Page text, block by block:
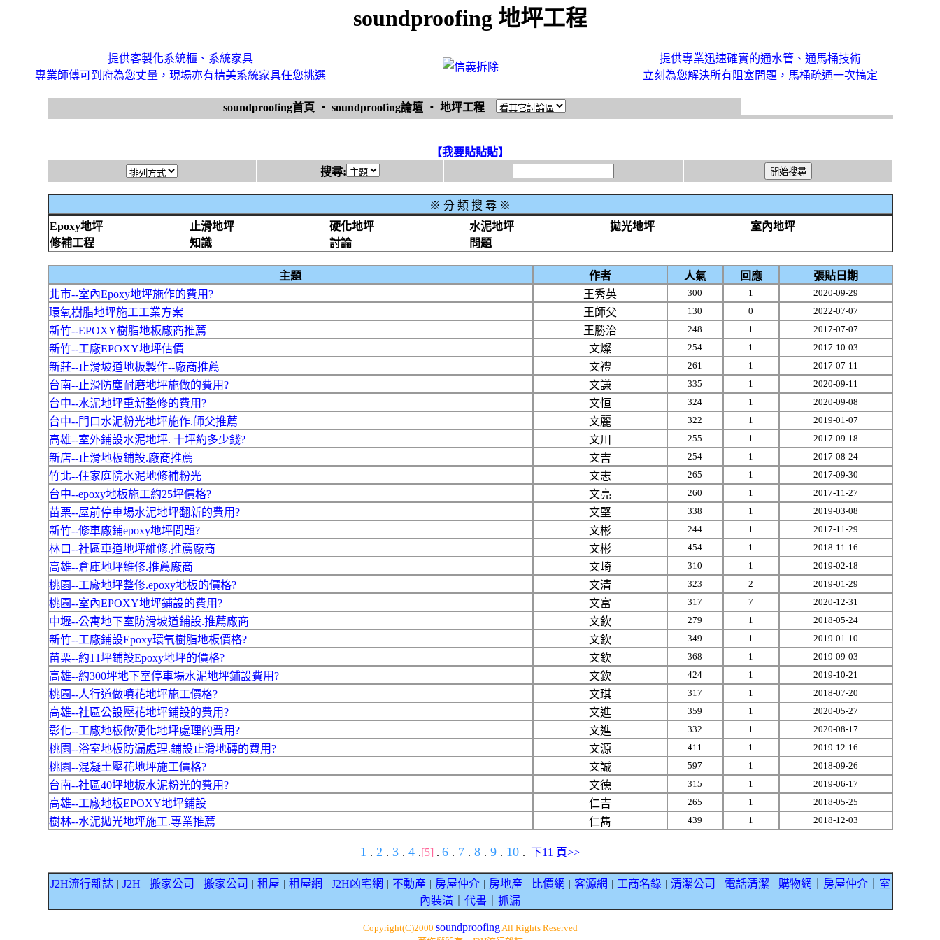
soundproofing 地坪工程
提供客製化系統櫃、系統家具
專業師傅可到府為您丈量，現場亦有精美系統家具任您挑選
提供專業迅速確實的通水管、通馬桶技術
立刻為您解決所有阻塞問題，馬桶疏通一次搞定
soundproofing首頁 ‧ soundproofing論壇 ‧ 地坪工程
【我要貼貼貼】
搜尋:
※ 分 類 搜 尋 ※
Epoxy地坪
止滑地坪 硬化地坪 水泥地坪 拋光地坪
室內地坪
修補工程
知識 討論 問題
主題 作者 人氣 回應
張貼日期
北市--室內Epoxy地坪施作的費用?
王秀英 300 1 2020-09-29
環氧樹脂地坪施工工業方案 王師父 130 0 2022-07-07
新竹--EPOXY樹脂地板廠商推薦 王勝治 248 1 2017-07-07
新竹--工廠EPOXY地坪估價 文燦 254 1 2017-10-03
新莊--止滑坡道地板製作--廠商推薦 文禮 261 1 2017-07-11
台南--止滑防塵耐磨地坪施做的費用? 文謙 335 1 2020-09-11
台中--水泥地坪重新整修的費用? 文恒 324 1 2020-09-08
台中--門口水泥粉光地坪施作.師父推薦 文麗 322 1 2019-01-07
高雄--室外鋪設水泥地坪. 十坪約多少錢? 文川 255 1 2017-09-18
新店--止滑地板鋪設.廠商推薦 文吉 254 1 2017-08-24
竹北--住家庭院水泥地修補粉光 文志 265 1 2017-09-30
台中--epoxy地板施工約25坪價格? 文亮 260 1 2017-11-27
苗栗--屋前停車場水泥地坪翻新的費用? 文堅 338 1 2019-03-08
新竹--修車廠鋪epoxy地坪問題? 文彬 244 1 2017-11-29
林口--社區車道地坪維修.推薦廠商 文彬 454 1 2018-11-16
高雄--倉庫地坪維修.推薦廠商 文崎 310 1 2019-02-18
桃園--工廠地坪整修.epoxy地板的價格? 文清 323 2 2019-01-29
桃園--室內EPOXY地坪鋪設的費用? 文富 317 7 2020-12-31
中壢--公寓地下室防滑坡道鋪設.推薦廠商 文欽 279 1 2018-05-24
新竹--工廠鋪設Epoxy環氧樹脂地板價格? 文欽 349 1 2019-01-10
苗栗--約11坪鋪設Epoxy地坪的價格? 文欽 368 1 2019-09-03
高雄--約300坪地下室停車場水泥地坪鋪設費用? 文欽 424 1 2019-10-21
桃園--人行道做噴花地坪施工價格? 文琪 317 1 2018-07-20
高雄--社區公設壓花地坪鋪設的費用? 文進 359 1 2020-05-27
彰化--工廠地板做硬化地坪處理的費用? 文進 332 1 2020-08-17
桃園--浴室地板防漏處理.鋪設止滑地磚的費用? 文源 411 1 2019-12-16
桃園--混凝土壓花地坪施工價格? 文誠 597 1 2018-09-26
台南--社區40坪地板水泥粉光的費用? 文德 315 1 2019-06-17
高雄--工廠地板EPOXY地坪鋪設 仁吉 265 1 2018-05-25
樹林--水泥拋光地坪施工.專業推薦 仁雋 439 1 2018-12-03
1 . 2 . 3 . 4 .[5] . 6 . 7 . 8 . 9 . 10 . 下11 頁>>
J2H流行雜誌｜ J2H 搬家公司 搬家公司 租屋 租屋網 J2H凶宅網 不動產｜ 房屋仲介｜ 房地產｜ 比價網 客源網 工商名錄｜ 清潔公司 電話清潔 購物網 房屋仲介｜ 室
內裝潢
代書 抓漏
Copyright(C)2000 soundproofingAll Rights Reserved